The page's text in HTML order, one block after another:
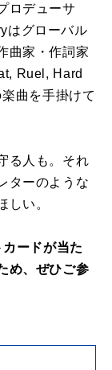
ロデューサ
はグローバル
曲家・作詞家
Ruel, Hard
曲を手掛けて
る人も。それ
ターのような
しい。
ードが当た
め、ぜひご参